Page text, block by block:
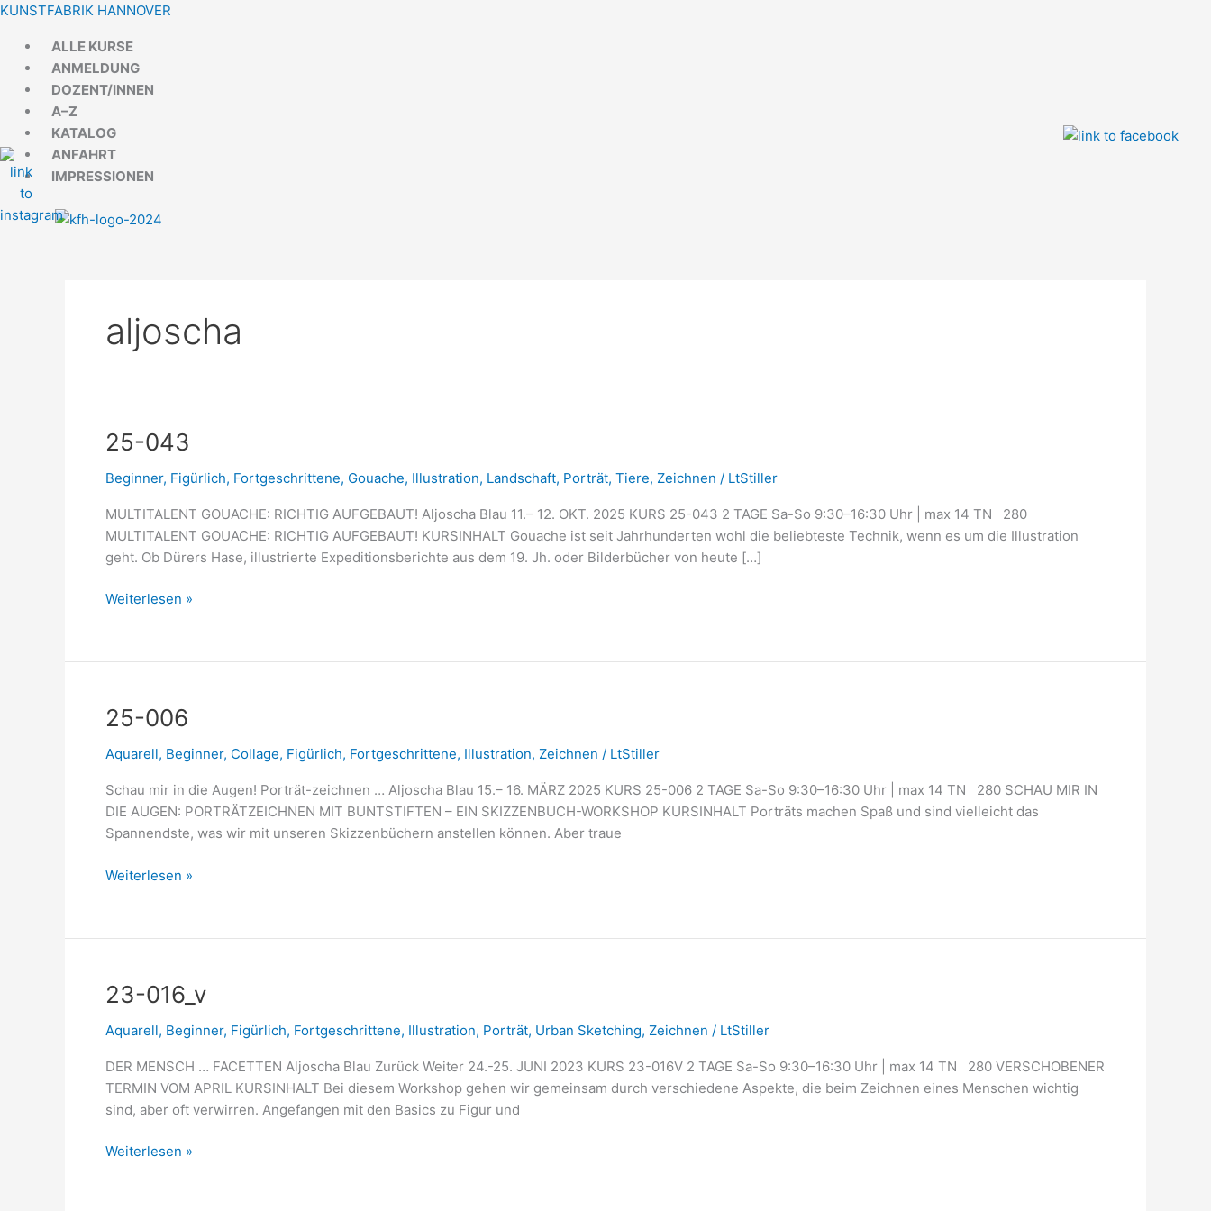
Zum
springen
KUNSTFABRIK HANNOVER
Menü
ALLE KURSE
ANMELDUNG
DOZENT/INNEN
A–Z
KATALOG
ANFAHRT
IMPRESSIONEN
aljoscha
25-043
Beginner, Figürlich, Fortgeschrittene, Gouache, Illustration, Landschaft, Porträt, Tiere, Zeichnen / LtStiller
MULTITALENT GOUACHE: RICHTIG AUFGEBAUT! Aljoscha Blau 11.– 12. OKT. 2025 KURS 25-043 2 TAGE Sa-So 9:30–16:30 Uhr | max 14 TN 280
MULTITALENT GOUACHE: RICHTIG AUFGEBAUT! KURSINHALT Gouache ist seit Jahrhunderten wohl die beliebteste Technik, wenn es um die Illustration
geht. Ob Dürers Hase, illustrierte Expeditionsberichte aus dem 19. Jh. oder Bilderbücher von heute […]
25-
Weiterlesen »
25-006
Aquarell, Beginner, Collage, Figürlich, Fortgeschrittene, Illustration, Zeichnen / LtStiller
Schau mir in die Augen! Porträt-zeichnen … Aljoscha Blau 15.– 16. MÄRZ 2025 KURS 25-006 2 TAGE Sa-So 9:30–16:30 Uhr | max 14 TN 280 SCHAU MIR IN
DIE AUGEN: PORTRÄTZEICHNEN MIT BUNTSTIFTEN – EIN SKIZZENBUCH-WORKSHOP KURSINHALT Porträts machen Spaß und sind vielleicht das
Spannendste, was wir mit unseren Skizzenbüchern anstellen können. Aber traue
25-
Weiterlesen »
23-016_v
Aquarell, Beginner, Figürlich, Fortgeschrittene, Illustration, Porträt, Urban Sketching, Zeichnen / LtStiller
DER MENSCH … FACETTEN Aljoscha Blau Zurück Weiter 24.-25. JUNI 2023 KURS 23-016V 2 TAGE Sa-So 9:30–16:30 Uhr | max 14 TN 280 VERSCHOBENER
TERMIN VOM APRIL KURSINHALT Bei diesem Workshop gehen wir gemeinsam durch verschiedene Aspekte, die beim Zeichnen eines Menschen wichtig
sind, aber oft verwirren. Angefangen mit den Basics zu Figur und
23-
Weiterlesen »
Menü